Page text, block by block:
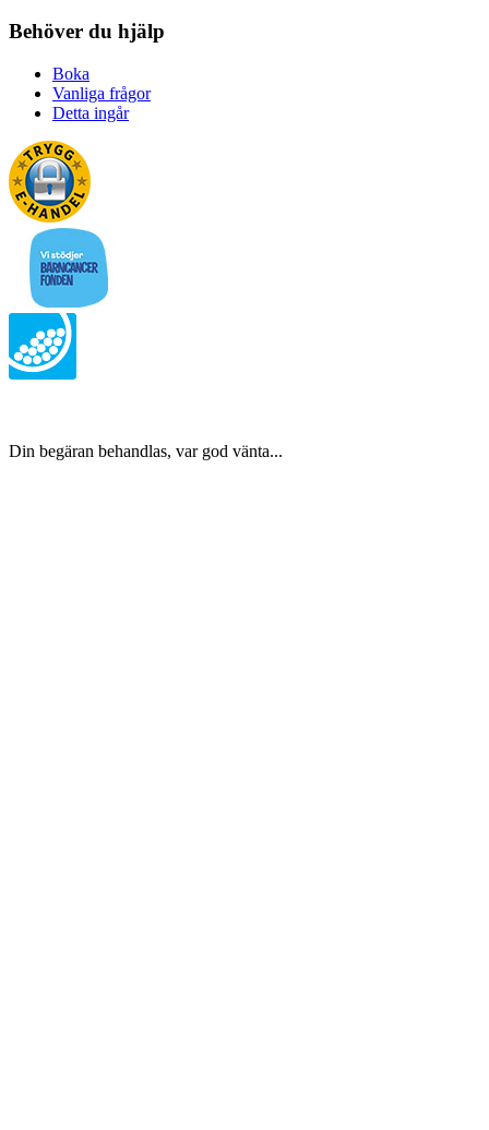
Behöver du hjälp
Boka
Vanliga frågor
Detta ingår
Din begäran behandlas, var god vänta...